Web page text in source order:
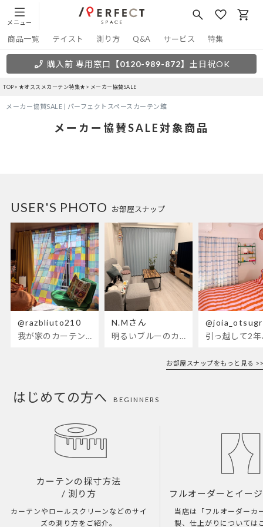
メニュー
商品一覧 テイスト 測り方 Q&A サービス 特集
購入前 専用窓口 【0120-989-872】 土日祝OK
TOP ★オススメカーテン特集★ メーカー協賛SALE
メーカー協賛SALE | パーフェクトスペースカーテン館
メーカー協賛SALE対象商品
お部屋スナップ
USER'S PHOTO
@razbliuto210
我が家のカーテンが新しくなりました🌼早起きが超絶苦手な私が、思わず朝カーテンを開けて光合成するようになったステンドグラスカーテン…！
N.Mさん
明るいブルーのカーテンで、部屋全体が明るく。白を基調とした部屋にぴったりです。
お部屋スナップをもっと見る >>
はじめての方へ BEGINNERS
カーテンの採寸方法
/ 測り方
カーテンやロールスクリーンなどのサイ
ズの測り方をご紹介。
フルオーダーとイー
当店は「フルオーダーカ
製、仕上がりについては